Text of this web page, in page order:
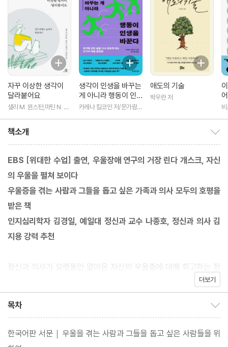
자꾸 이상한 생각이
달라붙어요
샐리 M. 윈스턴,마틴 N. 세
생각이 인생을 바꾸는
게 아니라 행동이 인
생을 바꾼다
카레나 킬코인 저/문가람
애도의 기술
박우란 저
책소개
EBS [위대한 수업] 출연, 우울장애 연구의 거장 린다 개스크, 자신
의 우울을 펼쳐 보이다
우울증을 겪는 사람과 그들을 돕고 싶은 가족과 의사 모두의 호평을
받은 책
인지심리학자 김경일, 예일대 정신과 교수 나종호, 정신과 의사 김
지용 강력 추천
정신과 의사가 오랫동안 앓아온 자신의 우울증에 대해 회고하는 정
신의학 에세이. 세계보건기구 고문, 세계정신의학협회 위원 등 30
신과 의사인 자신의 우울증을 숨기지 않고 솔직하게 고백하며 ‘우울
증이란 누구에게나 찾아올 수 있음’을 드러내고 ‘도움을 청하는 것은
용감한 일’임을 누구보다 강렬하고 설득력 있게 전하는 책이다.
더보기
목차
한국어판 서문｜우울을 겪는 사람과 그들을 돕고 싶은 사람들을 위